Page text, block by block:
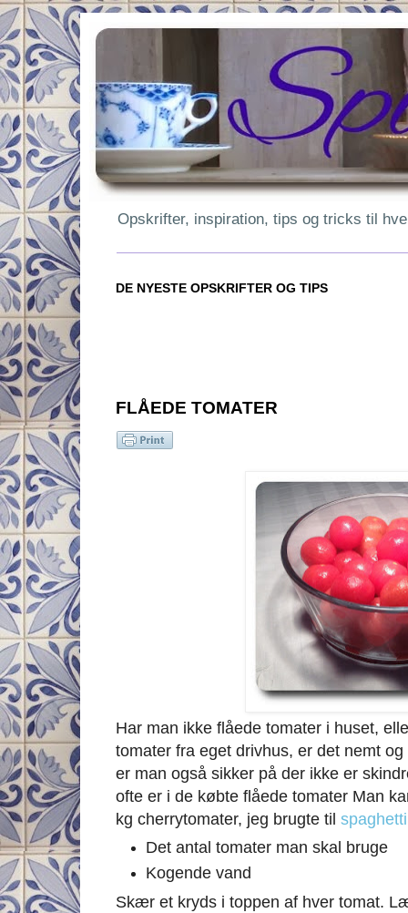
Opskrifter, inspiration, tips og tricks til
DE NYESTE OPSKRIFTER OG TIPS
FLÅEDE TOMATER
Har man ikke flåede tomater i huset,
tomater fra eget drivhus, er det nemt
er man også sikker på der ikke er
ofte er i de købte flåede tomater Man
kg cherrytomater, jeg brugte til
Det antal tomater man skal bruge
Kogende vand
Skær et kryds i toppen af hver tomat.